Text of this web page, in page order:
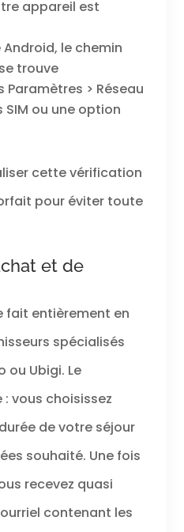
appareil est
le chemin
trouve
> Réseau
ou une option
cette vérification
pour éviter toute
et de
fait entièrement en
spécialisés
ou Ubigi. Le
vous choisissez
de votre séjour
souhaité. Une fois
recevez quasi
contenant les